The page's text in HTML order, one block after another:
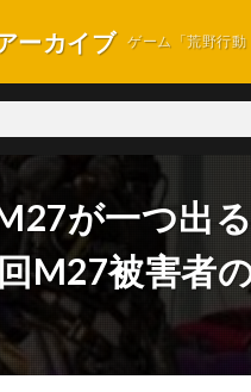
ーカイブ ゲーム「荒野行動
が一つ出
M27被害者